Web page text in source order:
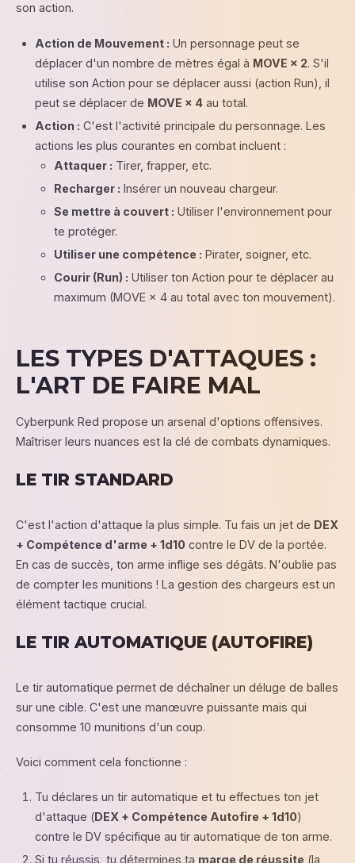
son action.
Action de Mouvement : Un personnage peut se
déplacer d'un nombre de mètres égal à MOVE × 2. S'il
utilise son Action pour se déplacer aussi (action Run), il
peut se déplacer de MOVE × 4 au total.
Action : C'est l'activité principale du personnage. Les
actions les plus courantes en combat incluent :
Attaquer : Tirer, frapper, etc.
Recharger : Insérer un nouveau chargeur.
Se mettre à couvert : Utiliser l'environnement pour
te protéger.
Utiliser une compétence : Pirater, soigner, etc.
Courir (Run) : Utiliser ton Action pour te déplacer au
maximum (MOVE × 4 au total avec ton mouvement).
LES TYPES D'ATTAQUES :
L'ART DE FAIRE MAL
Cyberpunk Red propose un arsenal d'options offensives.
Maîtriser leurs nuances est la clé de combats dynamiques.
LE TIR STANDARD
C'est l'action d'attaque la plus simple. Tu fais un jet de DEX
+ Compétence d'arme + 1d10 contre le DV de la portée.
En cas de succès, ton arme inflige ses dégâts. N'oublie pas
de compter les munitions ! La gestion des chargeurs est un
élément tactique crucial.
LE TIR AUTOMATIQUE (AUTOFIRE)
Le tir automatique permet de déchaîner un déluge de balles
sur une cible. C'est une manœuvre puissante mais qui
consomme 10 munitions d'un coup.
Voici comment cela fonctionne :
Tu déclares un tir automatique et tu effectues ton jet
d'attaque (DEX + Compétence Autofire + 1d10)
contre le DV spécifique au tir automatique de ton arme.
Si tu réussis, tu détermines ta marge de réussite (la